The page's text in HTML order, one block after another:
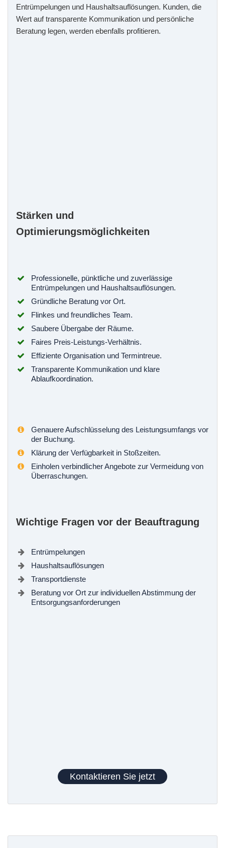
Entrümpelungen und Haushaltsauflösungen. Kunden, die
Wert auf transparente Kommunikation und persönliche
Beratung legen, werden ebenfalls profitieren.
Stärken und
Optimierungsmöglichkeiten
Professionelle, pünktliche und zuverlässige
Entrümpelungen und Haushaltsauflösungen.
Gründliche Beratung vor Ort.
Flinkes und freundliches Team.
Saubere Übergabe der Räume.
Faires Preis-Leistungs-Verhältnis.
Effiziente Organisation und Termintreue.
Transparente Kommunikation und klare
Ablaufkoordination.
Genauere Aufschlüsselung des Leistungsumfangs vor
der Buchung.
Klärung der Verfügbarkeit in Stoßzeiten.
Einholen verbindlicher Angebote zur Vermeidung von
Überraschungen.
Wichtige Fragen vor der Beauftragung
Entrümpelungen
Haushaltsauflösungen
Transportdienste
Beratung vor Ort zur individuellen Abstimmung der
Entsorgungsanforderungen
Kontaktieren Sie jetzt